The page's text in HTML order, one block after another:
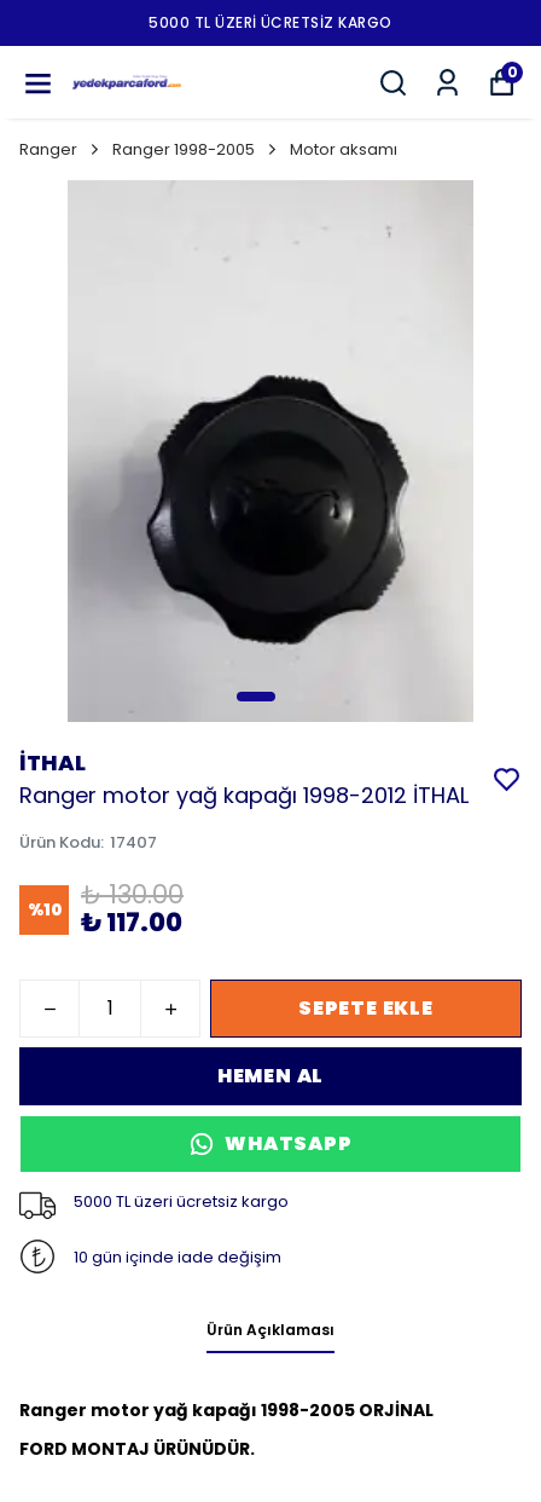
5000 TL ÜZERI ÜCRETSIZ KARGO
0
Ranger Ranger 1998-2005 Motor aksamı
İTHAL
Ranger motor yağ kapağı 1998-2012 İTHAL
Ürün Kodu: 17407
%10 ₺ 130.00
₺ 117.00
SEPETE EKLE
HEMEN AL
WHATSAPP
5000 TL üzeri ücretsiz kargo
10 gün içinde iade değişim
Ürün Açıklaması
Ranger motor yağ kapağı 1998-2005 ORJİNAL
FORD MONTAJ ÜRÜNÜDÜR.